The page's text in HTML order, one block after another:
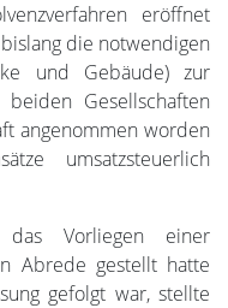
eröffnet
die notwendigen
und Gebäude) zur
Gesellschaften
angenommen worden
umsatzsteuerlich
Vorliegen einer
Abrede gestellt hatte
gefolgt war, stellte